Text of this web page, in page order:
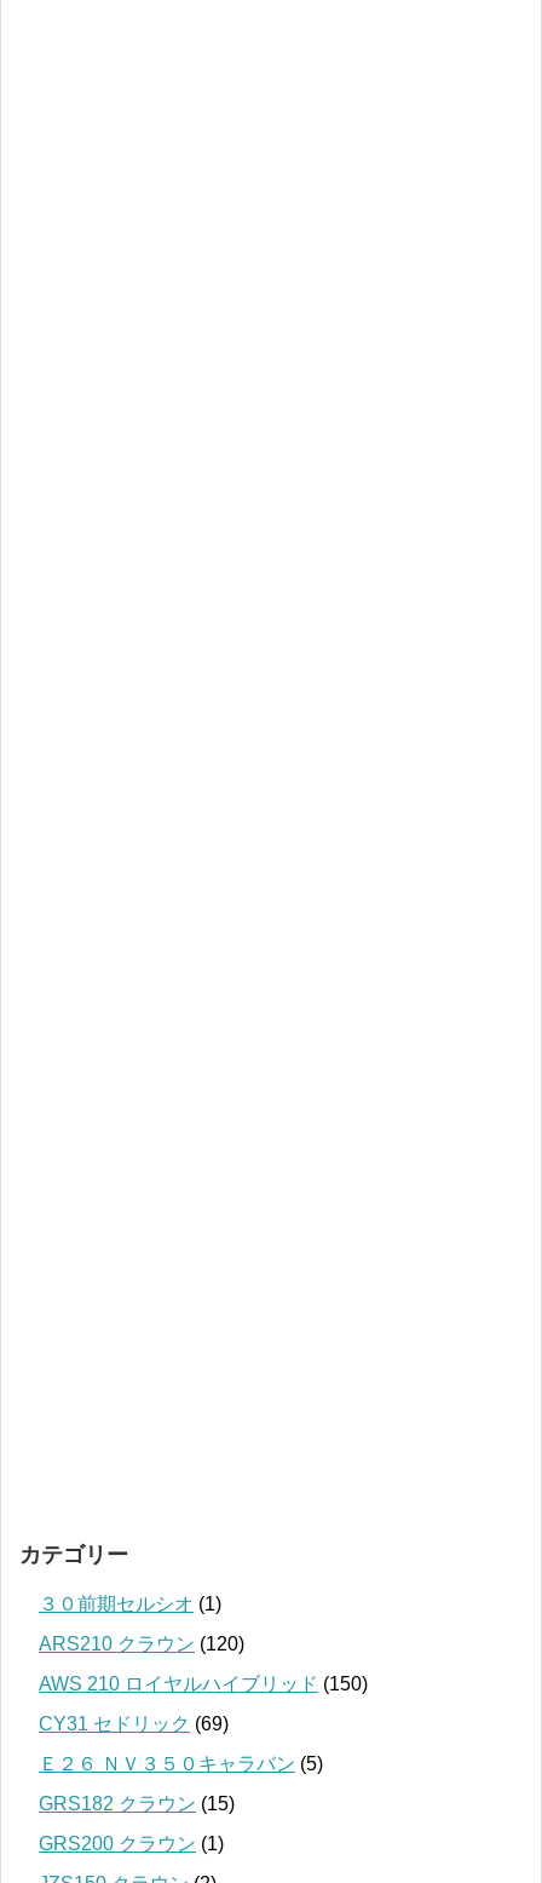
カテゴリー
３０前期セルシオ (1)
ARS210 クラウン (120)
AWS 210 ロイヤルハイブリッド (150)
CY31 セドリック (69)
Ｅ２６ ＮＶ３５０キャラバン (5)
GRS182 クラウン (15)
GRS200 クラウン (1)